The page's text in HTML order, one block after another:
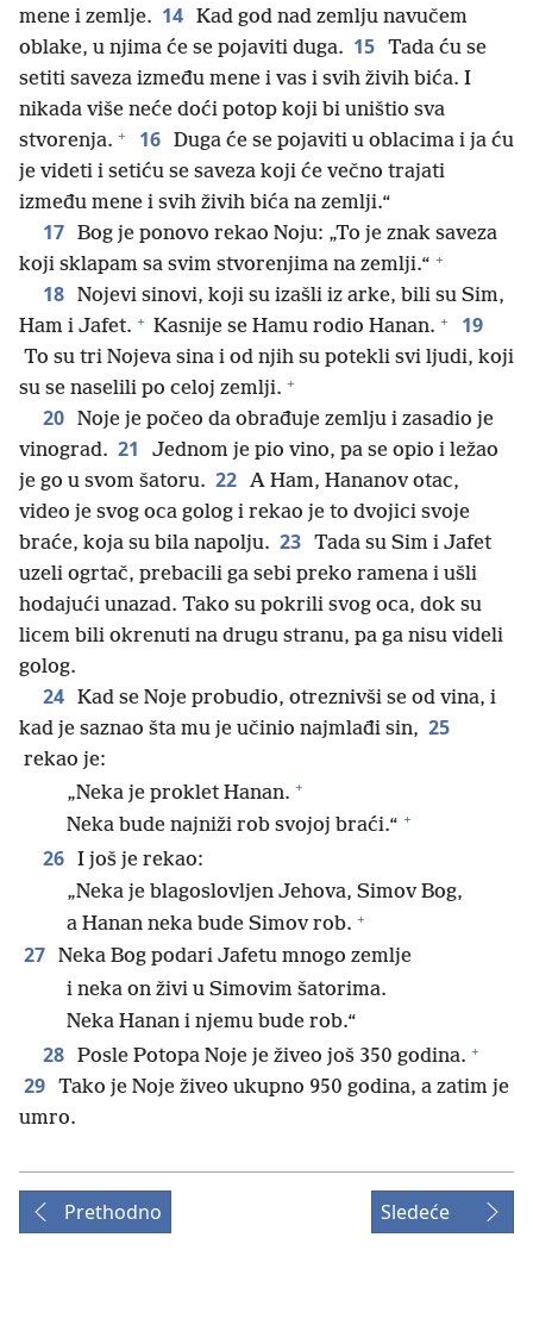
mene i zemlje. 14 Kad god nad zemlju navučem
oblake, u njima će se pojaviti duga. 15 Tada ću se
setiti saveza između mene i vas i svih živih bića. I
nikada više neće doći potop koji bi uništio sva
stvorenja. + 16 Duga će se pojaviti u oblacima i ja ću
je videti i setiću se saveza koji će večno trajati
između mene i svih živih bića na zemlji.“
17 Bog je ponovo rekao Noju: „To je znak saveza
koji sklapam sa svim stvorenjima na zemlji.“ +
18 Nojevi sinovi, koji su izašli iz arke, bili su Sim,
Ham i Jafet. + Kasnije se Hamu rodio Hanan. + 19
To su tri Nojeva sina i od njih su potekli svi ljudi, koji
su se naselili po celoj zemlji. +
20 Noje je počeo da obrađuje zemlju i zasadio je
vinograd. 21
Jednom je pio vino, pa se opio i ležao
je go u svom šatoru. 22 A Ham, Hananov otac,
video je svog oca golog i rekao je to dvojici svoje
braće, koja su bila napolju. 23 Tada su Sim i Jafet
uzeli ogrtač, prebacili ga sebi preko ramena i ušli
hodajući unazad. Tako su pokrili svog oca, dok su
licem bili okrenuti na drugu stranu, pa ga nisu videli
golog.
24 Kad se Noje probudio, otreznivši se od vina, i
kad je saznao šta mu je učinio najmlađi sin, 25
rekao je:
„Neka je proklet Hanan. +
Neka bude najniži rob svojoj braći.“ +
26 I još je rekao:
„Neka je blagoslovljen Jehova, Simov Bog,
a Hanan neka bude Simov rob. +
27 Neka Bog podari Jafetu mnogo zemlje
i neka on živi u Simovim šatorima.
Neka Hanan i njemu bude rob.“
28 Posle Potopa Noje je živeo još 350 godina. +
29 Tako je Noje živeo ukupno 950 godina, a zatim je
umro.
Prethodno Sledeće